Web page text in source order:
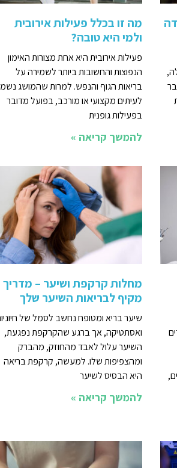
מה זו בכלל פעילות אירובית
ולמי היא טובה?
פעילות אירובית היא אחת מצורות האימון
הנפוצות והחשובות ביותר לשמירה על
בריאות הגוף והנפש. למרות שהמושג
לעיתים מקצועי או מורכב, בפועל מדובר
בפעילות גופנית
להמשך קריאה »
מחלות קרקפת ושיער – מדריך
מקיף לבריאות השיער שלך
שיער בריא ומטופח נחשב לסמל של
ואסתטיקה, אך ברגע שהקרקפת נפגעת,
השיער עלול לאבד מהחוזק, מהברק
ומהצפיפות שלו. למעשה, קרקפת בריאה
היא הבסיס לשיער
להמשך קריאה »